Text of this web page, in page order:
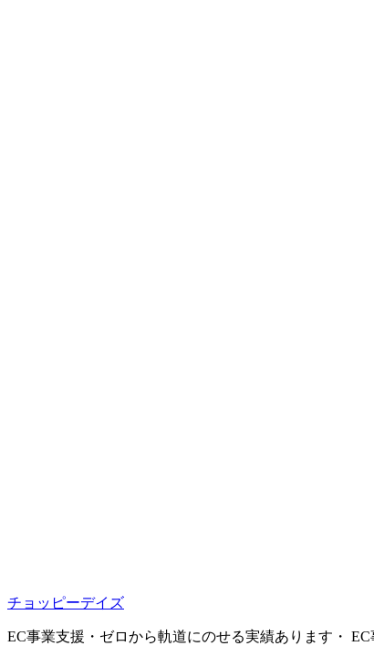
チョッピーデイズ
EC事業支援・ゼロから軌道にのせる実績あります・